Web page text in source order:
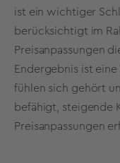
ist ein wichtiger
berücksichtigt im
Preisanpassungen
Endergebnis ist
fühlen sich gehört
befähigt, steigende
Preisanpassungen